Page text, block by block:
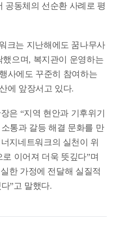
공동체의 선순환 사례로 평
크는 지난해에도 꿈나무사
으며, 복지관이 운영하는
사에도 꾸준히 참여하는
에 앞장서고 있다.
은 “지역 현안과 기후위기
통과 갈등 해결 문화를 만
지네트워크의 실천이 위
이어져 더욱 뜻깊다”며
한 가정에 전달해 실질적
”고 말했다.